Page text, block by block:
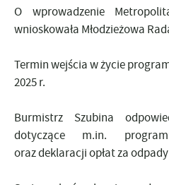
O wprowadzenie
wnioskowała Młodzieżowa
Termin wejścia w życie
2025 r.
Burmistrz Szubina
dotyczące m.in.
oraz deklaracji opłat za